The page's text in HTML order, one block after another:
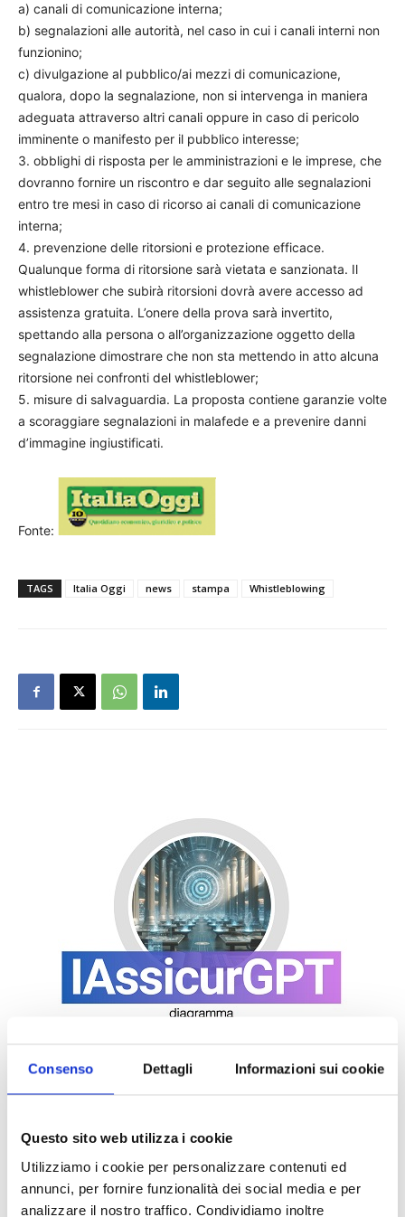
Consenso Dettagli Informazioni sui cookie
Questo sito web utilizza i cookie
Utilizziamo i cookie per personalizzare contenuti ed
annunci, per fornire funzionalità dei social media e per
analizzare il nostro traffico. Condividiamo inoltre
a) canali di comunicazione interna;
b) segnalazioni alle autorità, nel caso in cui i canali interni non
funzionino;
c) divulgazione al pubblico/ai mezzi di comunicazione,
qualora, dopo la segnalazione, non si intervenga in maniera
adeguata attraverso altri canali oppure in caso di pericolo
imminente o manifesto per il pubblico interesse;
3. obblighi di risposta per le amministrazioni e le imprese, che
dovranno fornire un riscontro e dar seguito alle segnalazioni
entro tre mesi in caso di ricorso ai canali di comunicazione
interna;
4. prevenzione delle ritorsioni e protezione efficace.
Qualunque forma di ritorsione sarà vietata e sanzionata. Il
whistleblower che subirà ritorsioni dovrà avere accesso ad
assistenza gratuita. L’onere della prova sarà invertito,
spettando alla persona o all’organizzazione oggetto della
segnalazione dimostrare che non sta mettendo in atto alcuna
ritorsione nei confronti del whistleblower;
5. misure di salvaguardia. La proposta contiene garanzie volte
a scoraggiare segnalazioni in malafede e a prevenire danni
d’immagine ingiustificati.
Fonte:
TAGS Italia Oggi news stampa Whistleblowing